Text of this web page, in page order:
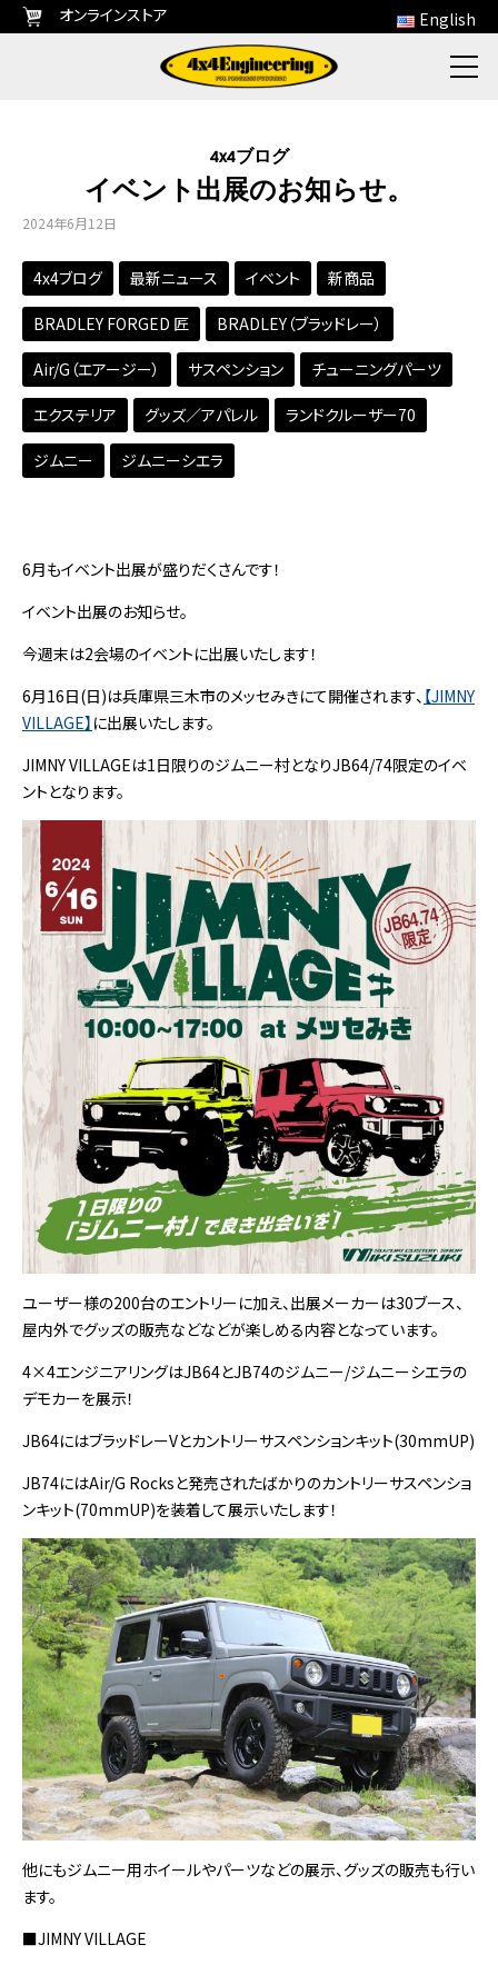
オンラインストア English
4x4ブログ
イベント出展のお知らせ。
2024年6月12日
4x4ブログ 最新ニュース イベント 新商品
BRADLEY FORGED 匠 BRADLEY（ブラッドレー）
Air/G（エアージー） サスペンション チューニングパーツ
エクステリア グッズ／アパレル ランドクルーザー70
ジムニー ジムニーシエラ
6月もイベント出展が盛りだくさんです！
イベント出展のお知らせ。
今週末は2会場のイベントに出展いたします！
6月16日(日)は兵庫県三木市のメッセみきにて開催されます、 【JIMNY
VILLAGE】 に出展いたします。
JIMNY VILLAGEは1日限りのジムニー村となりJB64/74限定のイベ
ントとなります。
ユーザー様の200台のエントリーに加え、出展メーカーは30ブース、
屋内外でグッズの販売などなどが楽しめる内容となっています。
4×4エンジニアリングはJB64とJB74のジムニー/ジムニーシエラの
デモカーを展示！
JB64にはブラッドレーVとカントリーサスペンションキット(30mmUP)
JB74にはAir/G Rocksと発売されたばかりのカントリーサスペンショ
ンキット(70mmUP)を装着して展示いたします！
他にもジムニー用ホイールやパーツなどの展示、グッズの販売も行い
ます。
■JIMNY VILLAGE